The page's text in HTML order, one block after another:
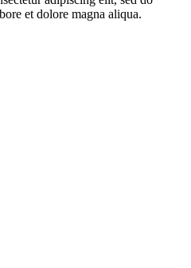
et dolore magna aliqua.